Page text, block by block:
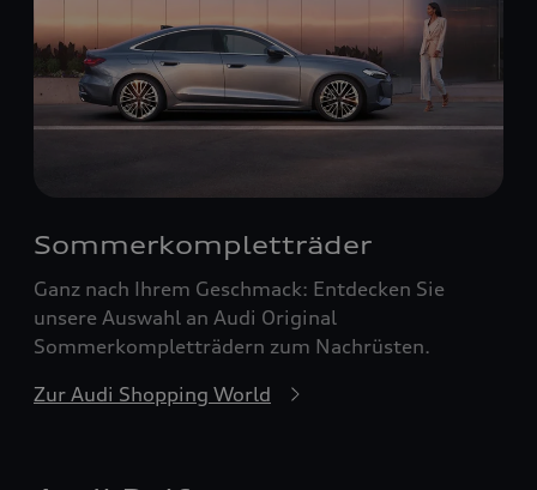
Sommerkompletträder
Ganz nach Ihrem Geschmack: Entdecken Sie
unsere Auswahl an Audi Original
Sommerkompletträdern zum Nachrüsten.
Zur Audi Shopping World